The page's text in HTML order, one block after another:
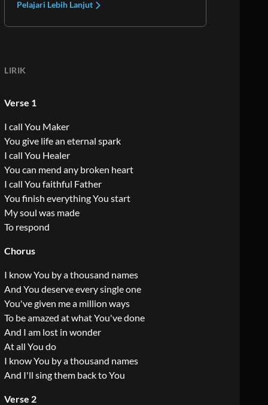
Pelajari Lebih Lanjut
LIRIK
Verse 1
I call You Maker
You give life an eternal spark
I call You Healer
You can mend any broken heart
I call You faithful Father
You finish everything You start
My soul was made
To respond
Chorus
I know You by a thousand names
And You deserve every single one
You've given me a million ways
To be amazed at what You've done
And I am lost in wonder
At all You do
I know You by a thousand names
And I'll sing them back to You
Verse 2